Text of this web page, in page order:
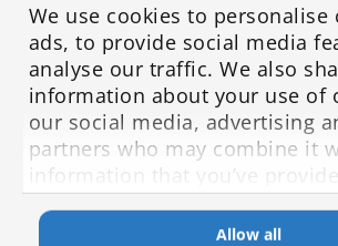
We use cookies to personalise
ads, to provide social media
analyse our traffic. We also
information about your use of
our social media, advertising
partners who may combine it
information that you’ve
that they’ve collected from
services.
Allow all